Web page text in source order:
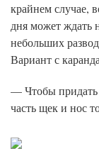
крайнем случае,
дня может ждать
небольших
Вариант с
— Чтобы придать
часть щек и нос